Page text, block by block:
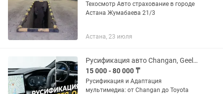
Техосмотр Авто страхование в городе
Астана Жумабаева 21/3
Астана, 23 июля
Русификация авто Changan, Geely, Toyota, BMW, BYD и др.
15 000 - 80 000 ₸
Русификация и Адаптация
мультимедиа: от Changan до Toyota